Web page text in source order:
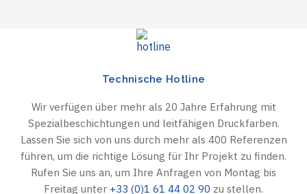
Technische Hotline
Wir verfügen über mehr als 20 Jahre Erfahrung mit
Spezialbeschichtungen und leitfähigen Druckfarben.
Lassen Sie sich von uns durch mehr als 400 Referenzen
führen, um die richtige Lösung für Ihr Projekt zu finden.
Rufen Sie uns an, um Ihre Anfragen von Montag bis
Freitag unter +33 (0)1 61 44 02 90 zu stellen.